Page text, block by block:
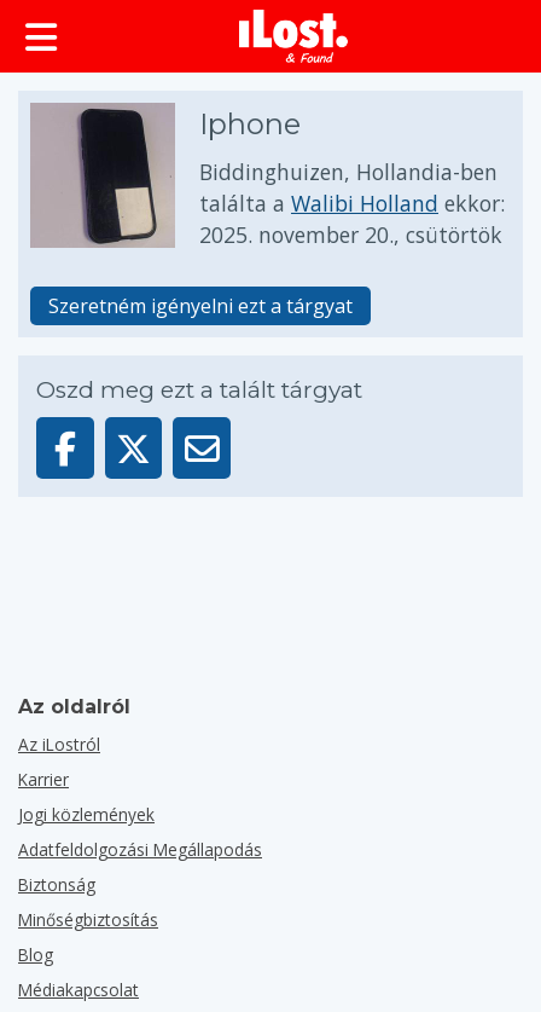
Iphone
Biddinghuizen, Hollandia-ben
találta a Walibi Holland ekkor:
2025. november 20., csütörtök
Szeretném igényelni ezt a tárgyat
Oszd meg ezt a talált tárgyat
Az oldalról
Az iLostról
Karrier
Jogi közlemények
Adatfeldolgozási Megállapodás
Biztonság
Minőségbiztosítás
Blog
Médiakapcsolat